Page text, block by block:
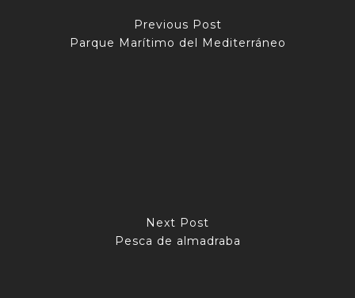
Previous Post
Parque Marítimo del Mediterráneo
Next Post
Pesca de almadraba